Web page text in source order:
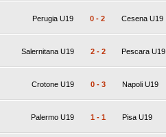
Perugia U19 0 - 2 Cesena U19
Salernitana U19 2 - 2 Pescara U19
Crotone U19 0 - 3 Napoli U19
Palermo U19 1 - 1 Pisa U19